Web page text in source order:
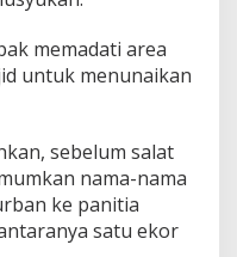
memadati area
untuk menunaikan
sebelum salat
nama-nama
ke panitia
satu ekor